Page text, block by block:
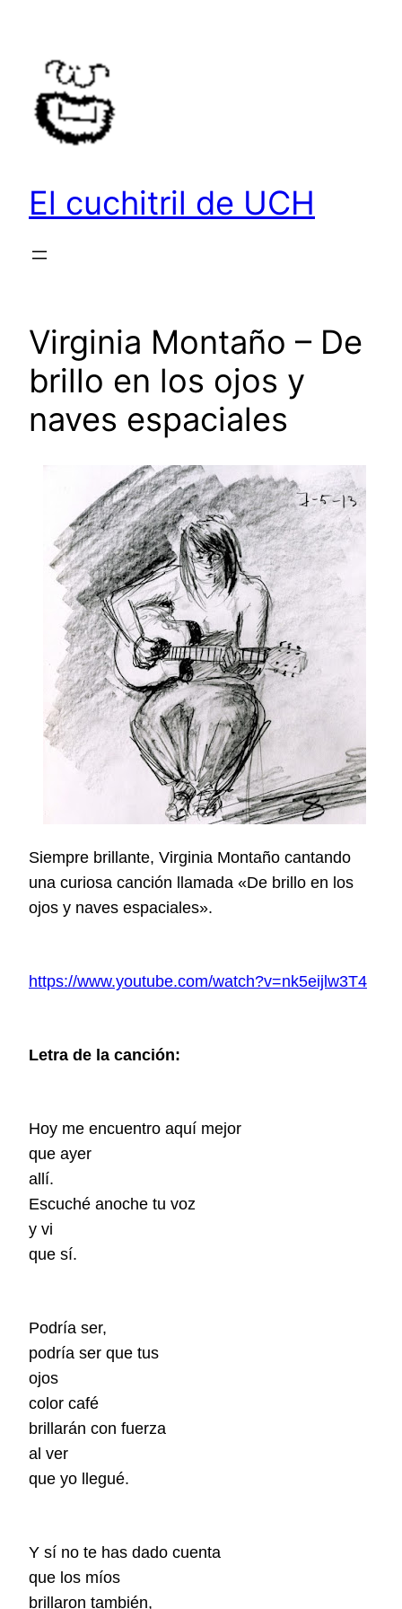
contenido
El cuchitril de UCH
Virginia Montaño – De
brillo en los ojos y
naves espaciales
Siempre brillante, Virginia Montaño cantando
una curiosa canción llamada «De brillo en los
ojos y naves espaciales».
https://www.youtube.com/watch?v=nk5eijlw3T4
Letra de la canción:
Hoy me encuentro aquí mejor
que ayer
allí.
Escuché anoche tu voz
y vi
que sí.
Podría ser,
podría ser que tus
ojos
color café
brillarán con fuerza
al ver
que yo llegué.
Y sí no te has dado cuenta
que los míos
brillaron también,